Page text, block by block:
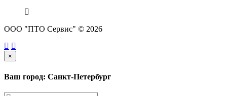
ООО "ПТО Сервис" © 2026
×
Ваш город: Санкт-Петербург